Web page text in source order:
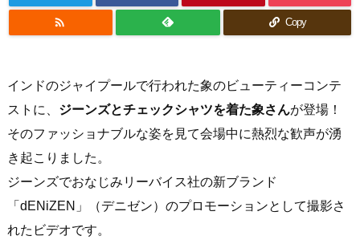
 Copy
インドのジャイプールで行われた象のビューティーコンテ
ストに、 ジーンズとチェックシャツを着た象さんが登場！
そのファッショナブルな姿を見て会場中に熱烈な歓声が湧
き起こりました。
ジーンズでおなじみリーバイス社の新ブランド
「dENiZEN」（デニゼン）のプロモーションとして撮影さ
れたビデオです。